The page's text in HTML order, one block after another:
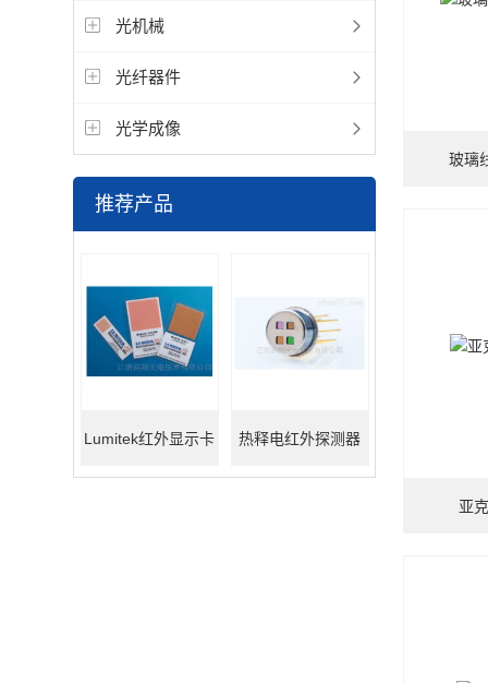
光机械
光纤器件
光学成像
推荐产品
Lumitek红外显示卡 热释电红外探测器
玻璃
亚